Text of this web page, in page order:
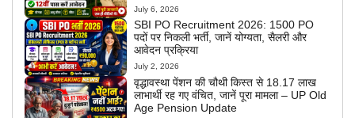
July 6, 2026
SBI PO Recruitment 2026: 1500 PO
पदों पर निकली भर्ती, जानें योग्यता, सैलरी और
आवेदन प्रक्रिया
July 2, 2026
वृद्धावस्था पेंशन की चौथी किस्त से 18.17 लाख
लाभार्थी रह गए वंचित, जानें पूरा मामला – UP Old
Age Pension Update